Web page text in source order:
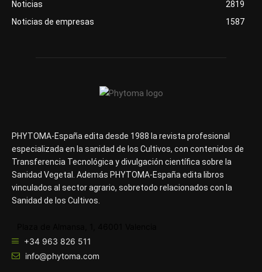
Noticias
2819
Noticias de empresas
1587
PHYTOMA-España edita desde 1988 la revista profesional
especializada en la sanidad de los Cultivos, con contenidos de
Transferencia Tecnológica y divulgación científica sobre la
Sanidad Vegetal. Además PHYTOMA-España edita libros
vinculados al sector agrario, sobretodo relacionados con la
Sanidad de los Cultivos.
+34 963 826 511
info@phytoma.com